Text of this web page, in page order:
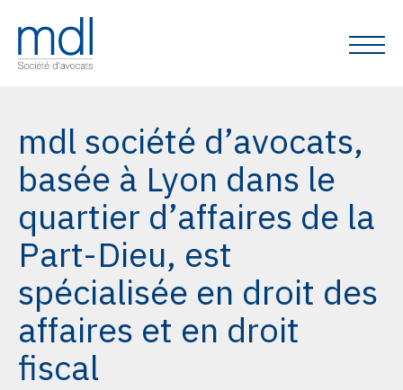
mdl société d’avocats,
basée à Lyon dans le
quartier d’affaires de la
Part-Dieu, est
spécialisée en droit des
affaires et en droit
fiscal